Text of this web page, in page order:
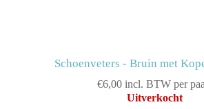
Schoenveters - Bruin met
€6,00 incl. BTW per
Uitverkocht